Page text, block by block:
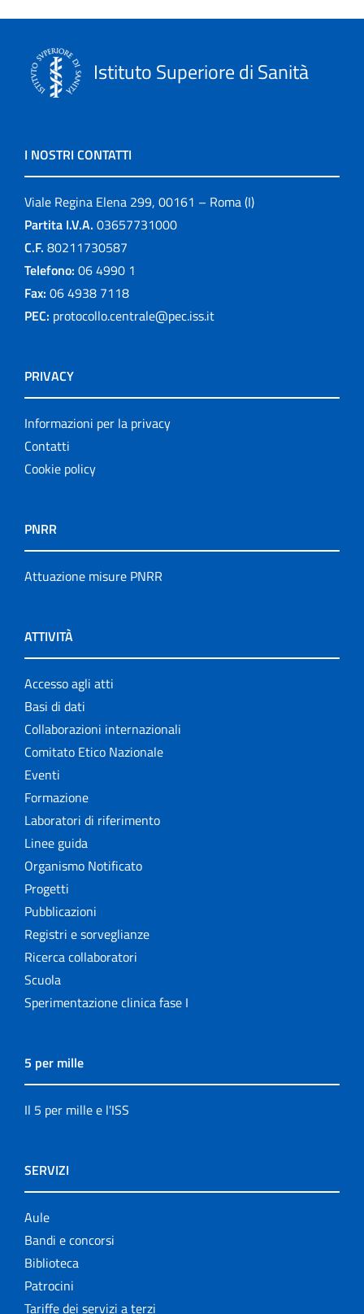
Istituto Superiore di Sanità
I NOSTRI CONTATTI
Viale Regina Elena 299, 00161 – Roma (I)
Partita I.V.A. 03657731000
C.F. 80211730587
Telefono: 06 4990 1
Fax: 06 4938 7118
PEC: protocollo.centrale@pec.iss.it
PRIVACY
Informazioni per la privacy
Contatti
Cookie policy
PNRR
Attuazione misure PNRR
ATTIVITÀ
Accesso agli atti
Basi di dati
Collaborazioni internazionali
Comitato Etico Nazionale
Eventi
Formazione
Laboratori di riferimento
Linee guida
Organismo Notificato
Progetti
Pubblicazioni
Registri e sorveglianze
Ricerca collaboratori
Scuola
Sperimentazione clinica fase I
5 per mille
Il 5 per mille e l'ISS
SERVIZI
Aule
Bandi e concorsi
Biblioteca
Patrocini
Tariffe dei servizi a terzi